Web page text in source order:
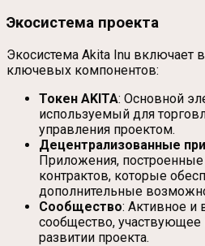
Экосистема проекта
Экосистема Akita Inu включает
ключевых компонентов:
Токен AKITA: Основной
используемый для
управления проектом.
Децентрализованные
Приложения, построенные
контрактов, которые
дополнительные
Сообщество: Активное и
сообщество,
развитии проекта.